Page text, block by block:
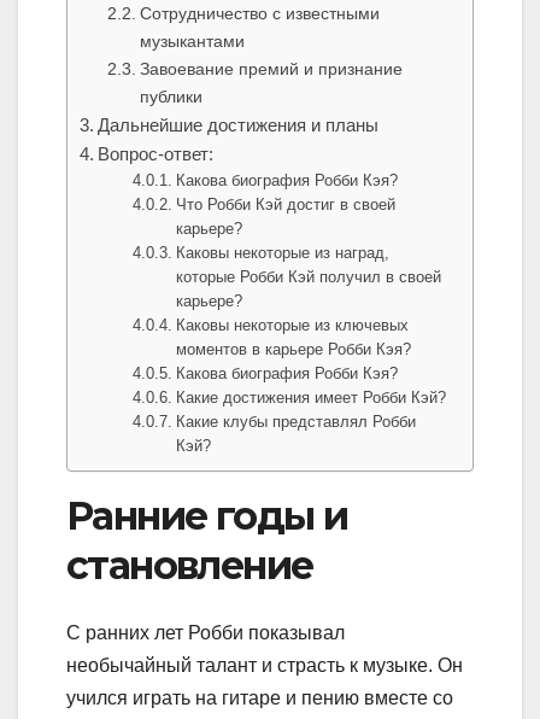
Сотрудничество с известными
музыкантами
Завоевание премий и признание
публики
Дальнейшие достижения и планы
Вопрос-ответ:
Какова биография Робби Кэя?
Что Робби Кэй достиг в своей
карьере?
Каковы некоторые из наград,
которые Робби Кэй получил в своей
карьере?
Каковы некоторые из ключевых
моментов в карьере Робби Кэя?
Какова биография Робби Кэя?
Какие достижения имеет Робби Кэй?
Какие клубы представлял Робби
Кэй?
Ранние годы и
становление
С ранних лет Робби показывал
необычайный талант и страсть к музыке. Он
учился играть на гитаре и пению вместе со